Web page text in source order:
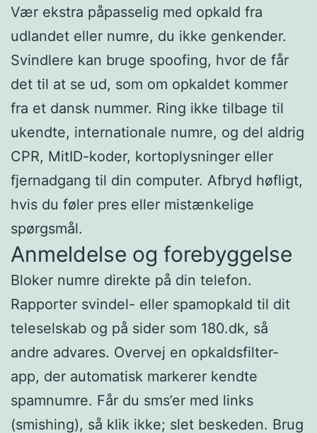
Vær ekstra påpasselig med opkald fra
udlandet eller numre, du ikke genkender.
Svindlere kan bruge spoofing, hvor de får
det til at se ud, som om opkaldet kommer
fra et dansk nummer. Ring ikke tilbage til
ukendte, internationale numre, og del aldrig
CPR, MitID-koder, kortoplysninger eller
fjernadgang til din computer. Afbryd høfligt,
hvis du føler pres eller mistænkelige
spørgsmål.
Anmeldelse og forebyggelse
Bloker numre direkte på din telefon.
Rapporter svindel- eller spamopkald til dit
teleselskab og på sider som 180.dk, så
andre advares. Overvej en opkaldsfilter-
app, der automatisk markerer kendte
spamnumre. Får du sms’er med links
(smishing), så klik ikke; slet beskeden. Brug